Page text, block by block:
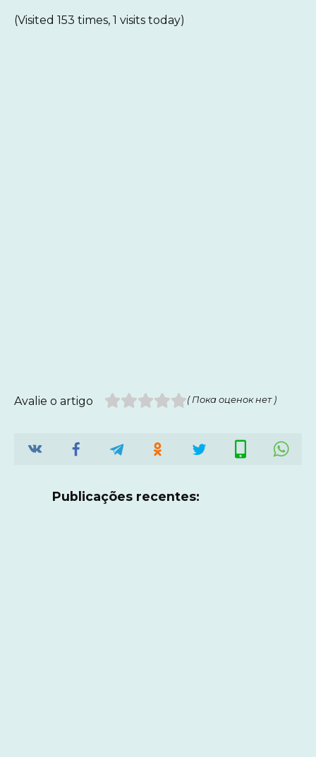
(Visited 153 times, 1 visits today)
Avalie o artigo ( Пока оценок нет )
Publicações recentes: